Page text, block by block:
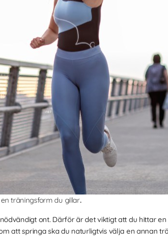
träningsform du gillar.
ont. Därför är det viktigt att du hittar
att springa ska du naturligtvis välja en annan